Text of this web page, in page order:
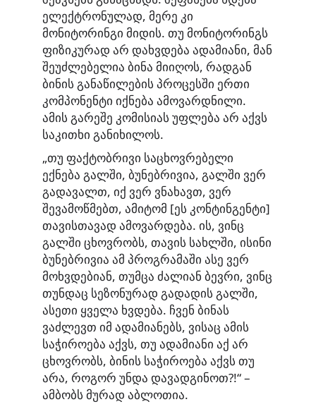
ელექტრონულად, მერე კი
მონიტორინგი მიდის. თუ მონიტორინგს
ფიზიკურად არ დახვდება ადამიანი, მან
შეუძლებელია ბინა მიიღოს, რადგან
ბინის განაწილების პროცესში ერთი
კომპონენტი იქნება ამოვარდნილი.
ამის გარეშე კომისიას უფლება არ აქვს
საკითხი განიხილოს.
„თუ ფაქტობრივი საცხოვრებელი
ექნება გალში, ბუნებრივია, გალში ვერ
გადავალთ, იქ ვერ ვნახავთ, ვერ
შევამოწმებთ, ამიტომ [ეს კონტინგენტი]
თავისთავად ამოვარდება. ის, ვინც
გალში ცხოვრობს, თავის სახლში, ისინი
ბუნებრივია ამ პროგრამაში ასე ვერ
მოხვდებიან, თუმცა ძალიან ბევრი, ვინც
თუნდაც სეზონურად გადადის გალში,
ასეთი ყველა ხვდება. ჩვენ ბინას
ვაძლევთ იმ ადამიანებს, ვისაც ამის
საჭიროება აქვს, თუ ადამიანი აქ არ
ცხოვრობს, ბინის საჭიროება აქვს თუ
არა, როგორ უნდა დავადგინოთ?!“ –
ამბობს მურად აბლოთია.